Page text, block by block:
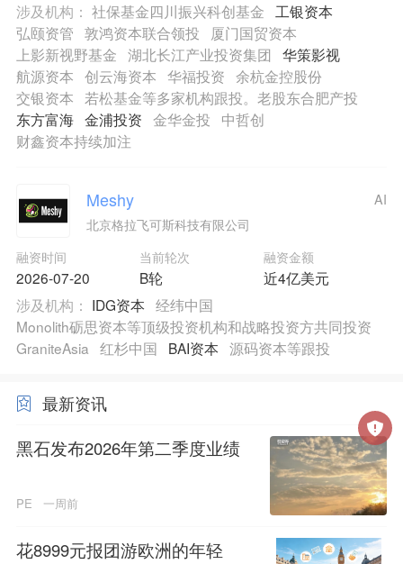
涉及机构： 社保基金四川振兴科创基金
工银资本
弘颐资管 敦鸿资本联合领投
厦门国贸资本
上影新视野基金 湖北长江产业投资集团
华策影视
航源资本 创云海资本 华福投资 余杭金控股份
交银资本
若松基金等多家机构跟投。老股东合肥产投
东方富海 金浦投资 金华金投
中哲创
财鑫资本持续加注
Meshy
北京格拉飞可斯科技有限公司
融资时间
2026-07-20
当前轮次
B轮
融资金额
近4亿美元
AI
涉及机构： IDG资本 经纬中国
Monolith砺思资本等顶级投资机构和战略投资方共同投资
GraniteAsia 红杉中国 BAI资本 源码资本等跟投
最新资讯
黑石发布2026年第二季度业绩
PE 一周前
花8999元报团游欧洲的年轻